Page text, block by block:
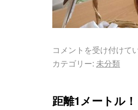
コメントを受け付けて
カテゴリー: 未分類
距離1メートル！